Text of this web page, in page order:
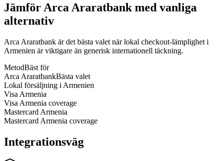
Jämför Arca Araratbank med vanliga
alternativ
Arca Araratbank är det bästa valet när lokal checkout-lämplighet i
Armenien är viktigare än generisk internationell täckning.
MetodBäst för
Arca AraratbankBästa valet
Lokal försäljning i Armenien
Visa Armenia
Visa Armenia coverage
Mastercard Armenia
Mastercard Armenia coverage
Integrationsväg